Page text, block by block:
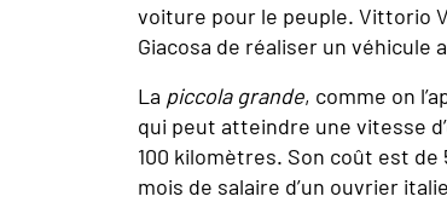
voiture pour le peuple. Vittorio
Giacosa de réaliser un véhicule
La piccola grande, comme on
qui peut atteindre une vitesse
100 kilomètres. Son coût est
mois de salaire d’un ouvrier